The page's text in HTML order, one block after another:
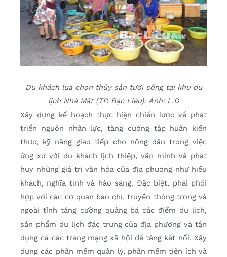
Du khách lựa chọn thủy sản tươi sống tại khu du
lịch Nhà Mát (TP. Bạc Liêu). Ảnh: L.D
Xây dựng kế hoạch thực hiện chiến lược về phát
triển nguồn nhân lực, tăng cường tập huấn kiến
thức, kỹ năng giao tiếp cho nông dân trong việc
ứng xử với du khách lịch thiệp, văn minh và phát
huy những giá trị văn hóa của địa phương như hiếu
khách, nghĩa tình và hào sảng. Đặc biệt, phải phối
hợp với các cơ quan báo chí, truyền thông trong và
ngoài tỉnh tăng cường quảng bá các điểm du lịch,
sản phẩm du lịch đặc trưng của địa phương và tận
dụng cả các trang mạng xã hội để tăng kết nối. Xây
dựng các phần mềm quản lý, phần mềm tiện ích và